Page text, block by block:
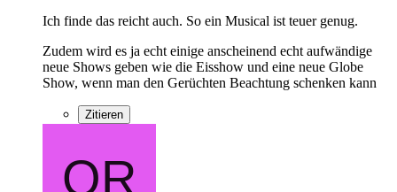
Ich finde das reicht auch. So ein Musical ist teuer genug.
Zudem wird es ja echt einige anscheinend echt aufwändige
neue Shows geben wie die Eisshow und eine neue Globe
Show, wenn man den Gerüchten Beachtung schenken kann
Zitieren